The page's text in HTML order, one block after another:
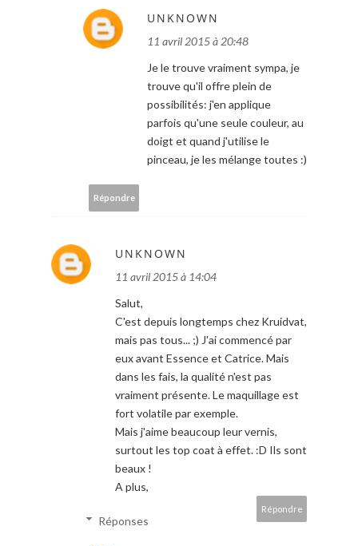
UNKNOWN
11 avril 2015 à 20:48
Je le trouve vraiment sympa, je
trouve qu'il offre plein de
possibilités: j'en applique
parfois qu'une seule couleur, au
doigt et quand j'utilise le
pinceau, je les mélange toutes :)
Répondre
UNKNOWN
11 avril 2015 à 14:04
Salut,
C'est depuis longtemps chez Kruidvat,
mais pas tous... ;) J'ai commencé par
eux avant Essence et Catrice. Mais
dans les fais, la qualité n'est pas
vraiment présente. Le maquillage est
fort volatile par exemple.
Mais j'aime beaucoup leur vernis,
surtout les top coat à effet. :D Ils sont
beaux !
A plus,
Répondre
Réponses